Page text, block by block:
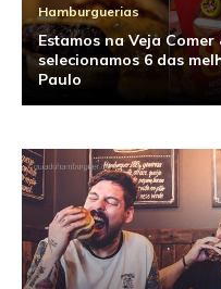
Hamburguerias
Estamos na Veja Comer
selecionamos 6 das
Paulo